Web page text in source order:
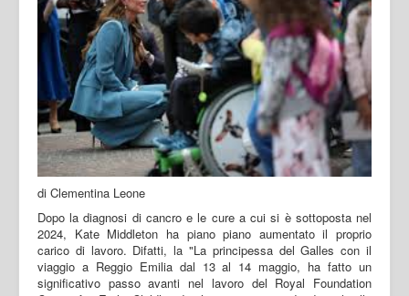
di Clementina Leone
Dopo la diagnosi di cancro e le cure a cui si è sottoposta nel
2024, Kate Middleton ha piano piano aumentato il proprio
carico di lavoro. Difatti, la "La principessa del Galles con il
viaggio a Reggio Emilia dal 13 al 14 maggio, ha fatto un
significativo passo avanti nel lavoro del Royal Foundation